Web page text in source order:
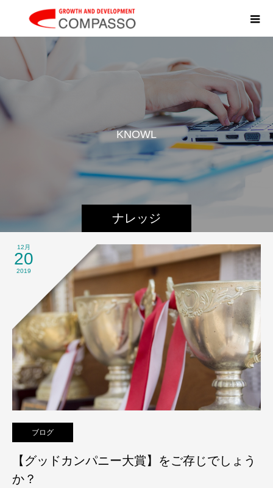
ナレッジ
KNOWLE
12月
20
2019
ブログ
【グッドカンパニー大賞】をご存じでしょう
か？